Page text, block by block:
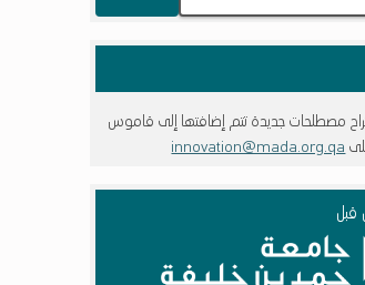
مصطلحات جديدة تتم إضافتها إلى قاموس
innovation@mada.org.qa
قبل